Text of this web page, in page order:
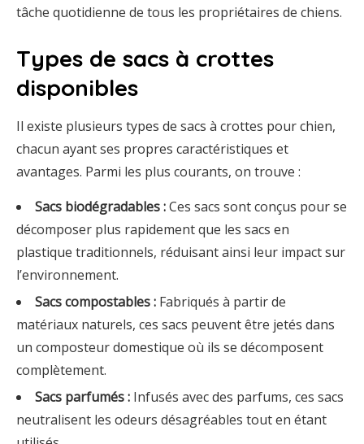
tâche quotidienne de tous les propriétaires de chiens.
Types de sacs à crottes
disponibles
Il existe plusieurs types de sacs à crottes pour chien,
chacun ayant ses propres caractéristiques et
avantages. Parmi les plus courants, on trouve :
Sacs biodégradables :Ces sacs sont conçus pour se
décomposer plus rapidement que les sacs en
plastique traditionnels, réduisant ainsi leur impact sur
l’environnement.
Sacs compostables : Fabriqués à partir de
matériaux naturels, ces sacs peuvent être jetés dans
un composteur domestique où ils se décomposent
complètement.
Sacs parfumés : Infusés avec des parfums, ces sacs
neutralisent les odeurs désagréables tout en étant